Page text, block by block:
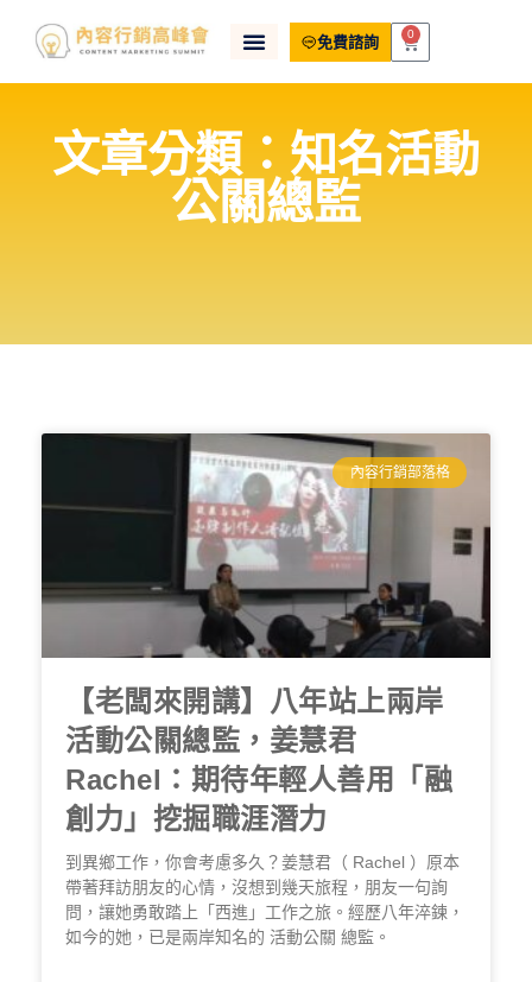
免費諮詢 0
文章分類：知名活動
公關總監
內容行銷部落格
【老闆來開講】八年站上兩岸
活動公關總監，姜慧君
Rachel：期待年輕人善用「融
創力」挖掘職涯潛力
到異鄉工作，你會考慮多久？姜慧君（ Rachel ）原本
帶著拜訪朋友的心情，沒想到幾天旅程，朋友一句詢
問，讓她勇敢踏上「西進」工作之旅。經歷八年淬鍊，
如今的她，已是兩岸知名的 活動公關 總監。